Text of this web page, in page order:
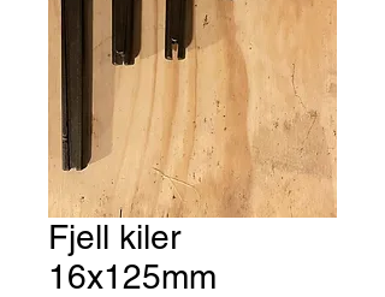
Fjell kiler
16x125mm